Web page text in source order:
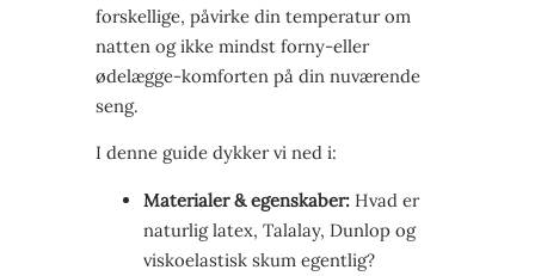
forskellige, påvirke din temperatur om
natten og ikke mindst forny-eller
ødelægge-komforten på din nuværende
seng.
I denne guide dykker vi ned i:
Materialer & egenskaber: Hvad er
naturlig latex, Talalay, Dunlop og
viskoelastisk skum egentlig?